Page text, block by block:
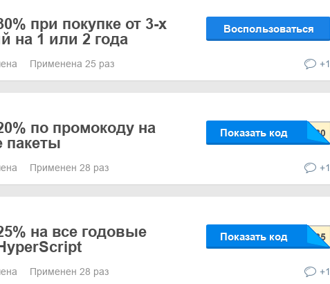
при покупке от 3-х
на 1 или 2 года
Воспользоваться
Применена 25 раз +1
по промокоду на
пакеты
Показать код
Применен 28 раз +1
на все годовые
Показать код
Применен 28 раз +1